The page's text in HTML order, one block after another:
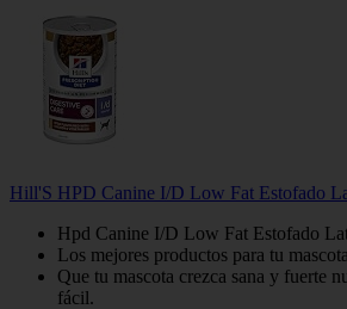
Hill'S HPD Canine I/D Low Fat Estofado
Hpd Canine I/D Low Fat Estofado
Los mejores productos para tu
Que tu mascota crezca sana y fuerte
fácil.